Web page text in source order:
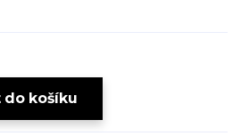
do košíku